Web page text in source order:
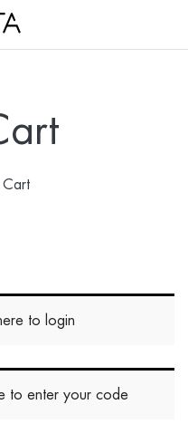
Cart
to login
to enter your code